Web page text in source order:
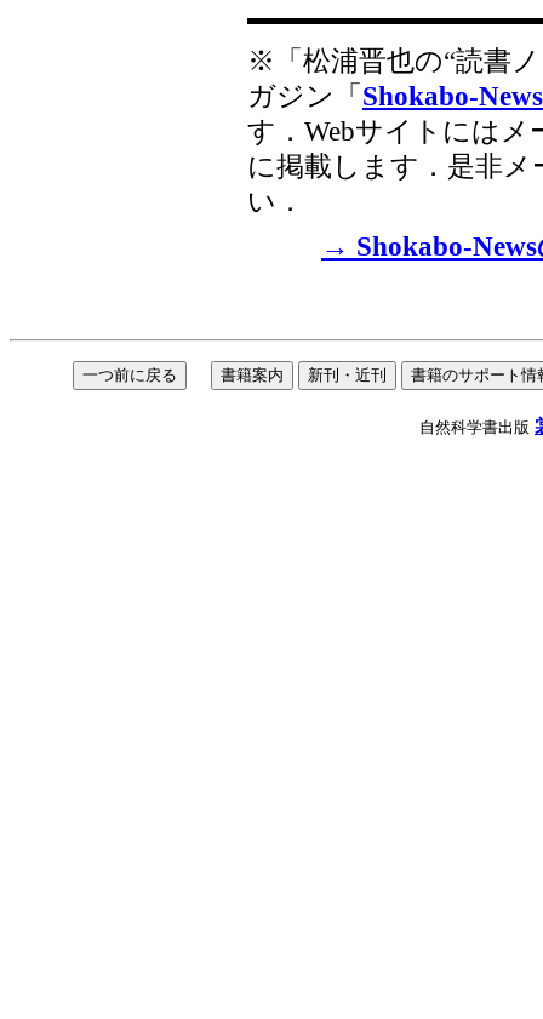
※「松浦晋也の“読書
ガジン「 Shokabo-News
す．Webサイトには
に掲載します．是非
い．
→ Shokabo-
自然科学書出版